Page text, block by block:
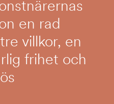
en rad
villkor, en
frihet och